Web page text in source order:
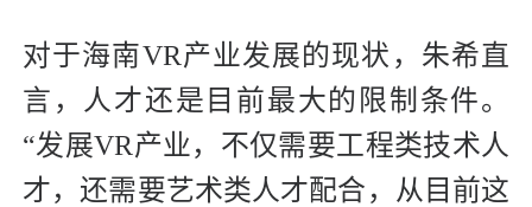
对于海南VR产业发展的现状，朱希直
言，人才还是目前最大的限制条件。
“发展VR产业，不仅需要工程类技术人
才，还需要艺术类人才配合，从目前这